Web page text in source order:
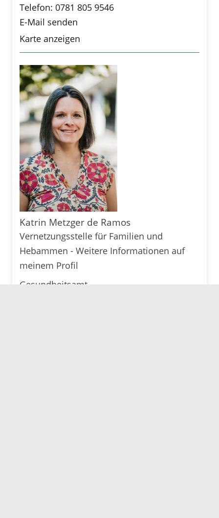
Telefon: 0781 805 9546
E-Mail senden
Karte anzeigen
Katrin Metzger de Ramos
Vernetzungsstelle für Familien und
Hebammen - Weitere Informationen auf
meinem Profil
Gesundheitsamt